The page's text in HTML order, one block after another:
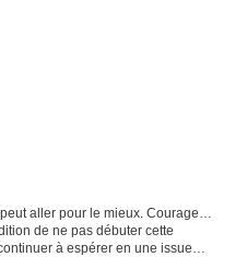
aller pour le mieux. Courage…
de ne pas débuter cette
à espérer en une issue